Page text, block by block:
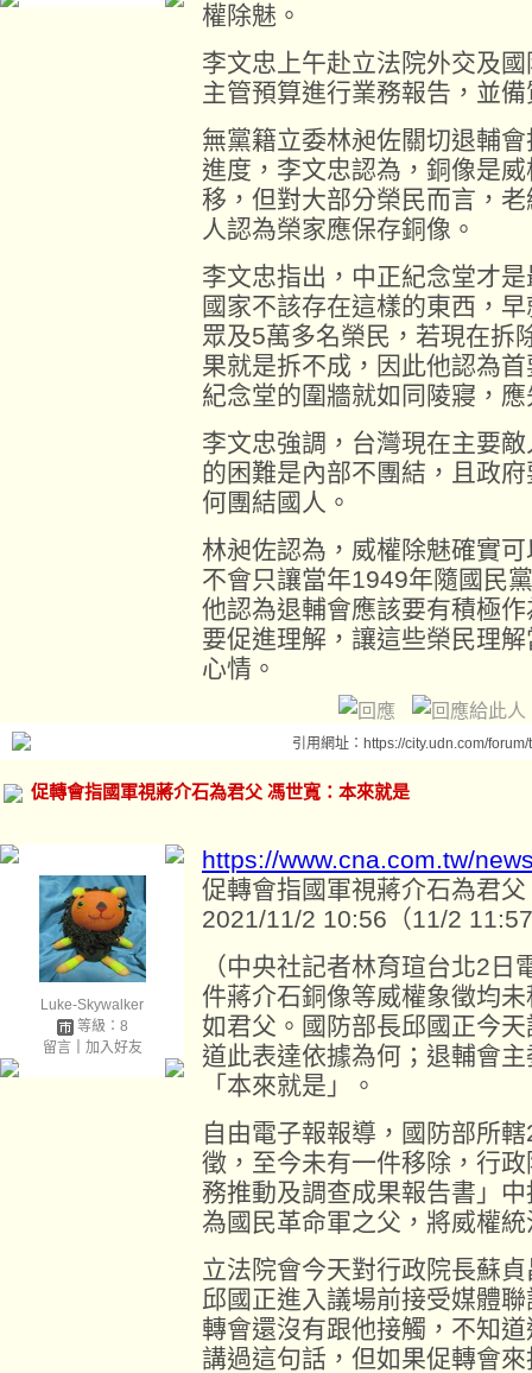
權除魅。
李文忠上午赴立法院外交及
主管預算進行業務報告，並
無黨籍立委林昶佐關切退輔
進度，李文忠認為，銅像是
移，但對大部分榮民而言，
人認為榮家應保存銅像。
李文忠指出，中正紀念堂才
國家不該存在這樣的東西，
眾及5萬多名榮民，若現在拆
果就是拆不成，因此他認為
紀念堂的圍牆就如同陵寢，
李文忠強調，台灣現在主要
的困難是內部不團結，且政
何團結國人。
林昶佐認為，威權除魅確實
不會只讓當年1949年隨國民
他認為退輔會應該要有積極
要促進理解，讓這些榮民理
心情。
引用網址：https://city.udn.com/
促轉會指國軍視蔣介石為君父 馮世寬：本來就是
Luke-Skywalker
等級：8
留言｜ 加入好友
https://www.cna.com.tw/
促轉會指國軍視蔣介石為君
2021/11/2 10:56（11/2
（中央社記者林育瑄台北2
件蔣介石銅像等威權象徵均
如君父。國防部長邱國正今
道此表達依據為何；退輔會
「本來就是」。
自由電子報報導，國防部所
徵，至今未有一件移除，行
務推動及調查成果報告書」
為國民革命軍之父，將威權
立法院會今天對行政院長蘇
邱國正進入議場前接受媒體
轉會還沒有跟他接觸，不知
講過這句話，但如果促轉會